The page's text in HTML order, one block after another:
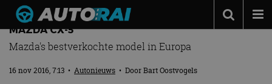
Autonieuws
MEER INNOVATIE VOOR NIEUWE GENERATIE
MAZDA CX-5
Mazda's bestverkochte model in Europa
16 nov 2016, 7:13 • Autonieuws • DoorBart Oostvogels